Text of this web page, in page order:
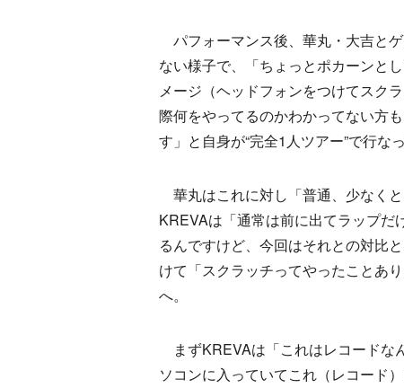
パフォーマンス後、華丸・大吉と
ない様子で、「ちょっとポカーンと
メージ（ヘッドフォンをつけてスク
際何をやってるのかわかってない方
す」と自身が“完全1人ツアー”で行な
華丸はこれに対し「普通、少なく
KREVAは「通常は前に出てラップだ
るんですけど、今回はそれとの対比
けて「スクラッチってやったことあ
へ。
まずKREVAは「これはレコードな
ソコンに入っていてこれ（レコード